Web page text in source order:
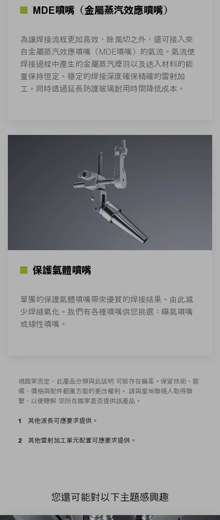
MDE噴嘴（金屬蒸汽效應噴嘴）
為讓焊接流程更加高效，除風切之外，還可接入來
自金屬蒸汽效應噴嘴（MDE噴嘴）的氣流。氣流使
焊接過程中產生的金屬蒸汽煙羽以及送入材料的能
量保持恒定。穩定的焊接深度確保精確的雷射加
工。同時透過延長防護玻璃耐用時間降低成本。
保護氣體噴嘴
單獨的保護氣體噴嘴帶來優質的焊接結果。由此減
少焊縫氧化。我們有各種噴嘴供您挑選：曝氣噴嘴
或線性噴嘴。
視國家而定，此產品分類與此説明 可能存在偏差。保留技術、裝
備、價格與配件範圍方面的更改權利。 請與當地聯絡人取得聯
繫，以便瞭解 您所在國家是否提供該產品。
其他波長可應要求提供。
其他雷射加工單元配置可應要求提供。
您還可能對以下主題感興趣